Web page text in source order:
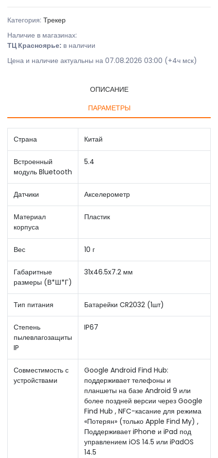
Категория: Трекер
Наличие в магазинах:
ТЦ Красноярье: в наличии
Цена и наличие актуальны на 07.08.2026 03:00 (+4ч мск)
ОПИСАНИЕ
ПАРАМЕТРЫ
Страна Китай
Встроенный
модуль Bluetooth
5.4
Датчики Акселерометр
Материал
корпуса
Пластик
Вес 10 г
Габаритные
размеры (В*Ш*Г)
31x46.5x7.2 мм
Тип питания Батарейки CR2032 (1шт)
Степень
пылевлагозащиты
IP
IP67
Совместимость с
устройствами
Google Android Find Hub:
поддерживает телефоны и
планшеты на базе Android 9 или
более поздней версии через Google
Find Hub , NFC-касание для режима
«Потерян» (только Apple Find My) ,
Поддерживает iPhone и iPad под
управлением iOS 14.5 или iPadOS
14.5